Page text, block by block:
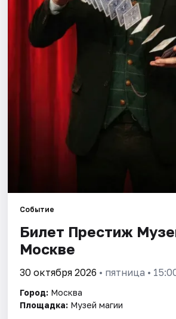
Города
Событие
Билет Престиж
Москве
30 октября 2026 • пятница •
Город: Москва
Площадка: Музей магии